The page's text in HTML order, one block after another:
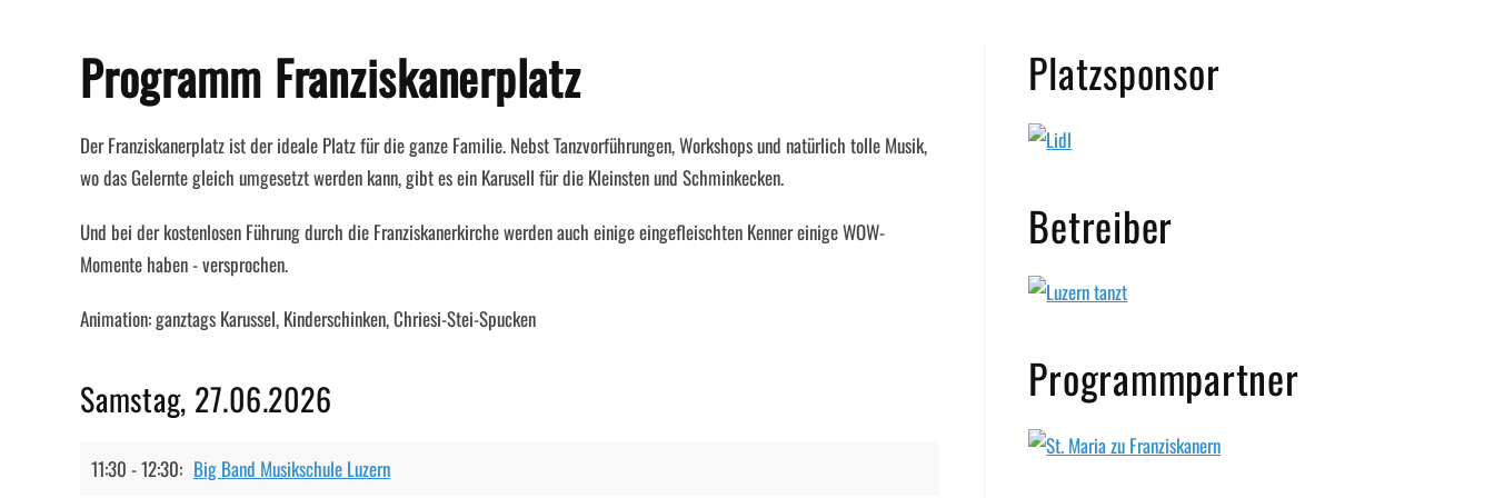
Programm Franziskanerplatz
Der Franziskanerplatz ist der ideale Platz für die ganze Familie. Nebst Tanzvorführungen, Workshops und natürlich tolle Musik,
wo das Gelernte gleich umgesetzt werden kann, gibt es ein Karusell für die Kleinsten und Schminkecken.
Und bei der kostenlosen Führung durch die Franziskanerkirche werden auch einige eingefleischten Kenner einige WOW-
Momente haben - versprochen.
Animation: ganztags Karussel, Kinderschinken, Chriesi-Stei-Spucken
Samstag, 27.06.2026
11:30 - 12:30: Big Band Musikschule Luzern
Platzsponsor
Betreiber
Programmpartner